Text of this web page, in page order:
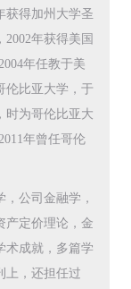
获得加州大学圣
年获得美国
年任教于美
伦比亚大学，于
时为哥伦比亚大
年曾任哥伦
公司金融学，
产定价理论，金
术成就，多篇学
上，还担任过